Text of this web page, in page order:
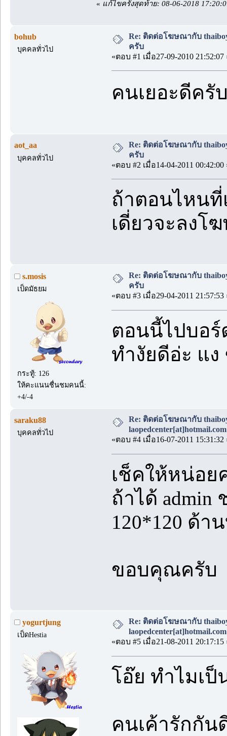
« แก้ไขครั้งสุดท้าย: 08-06-2018
bohub
บุคคลทั่วไป
Re: ติดต่อโฆษณากับ
ครับ
«ตอบ #1 เมื่อ27-09-2010 21:52:07
คนเยอะดีค
aot_aa
บุคคลทั่วไป
Re: ติดต่อโฆษณากับ
ครับ
«ตอบ #2 เมื่อ14-04-2011 00:42:00
ถ้าตอนไหนที่
เดี่ยวจะลงโ
s.mosis
เป็ดมัธยม
กระทู้: 126
ให้คะแนนชื่นชมคนนี้:
+4/-4
Re: ติดต่อโฆษณากับ
ครับ
«ตอบ #3 เมื่อ29-04-2011 21:57:53
ตอนนี้ไปบอ
ทำงัยดีอ่ะ แง
saraku88
บุคคลทั่วไป
Re: ติดต่อโฆษณากับ
«ตอบ #4 เมื่อ16-07-2011 15:31:32
เช็คให้หน่อย
ถ้าได้
120*120 ด้า
ขอบคุณครับ
yogurtjung
เป็ดHestia
Re: ติดต่อโฆษณากับ
«ตอบ #5 เมื่อ21-08-2011 20:17:15
โอ๊ย ทำไมเ
คนเค้ารักกั